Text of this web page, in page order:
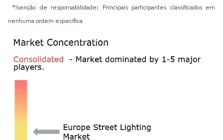
*Isenção de responsabilidade: Principais participantes classificados em
nenhuma ordem específica